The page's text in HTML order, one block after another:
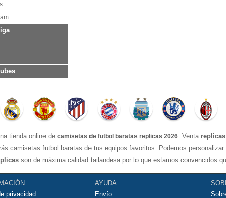
tienda online de camisetas de futbol baratas replicas 2026. Venta
camisetas futbol baratas de tus equipos favoritos. Podemos
son de máxima calidad tailandesa por lo que estamos convencidos
por lo que te servirán para jugar al fútbol o simplemente para animar a
y haremos lo posible para conseguirtela lo más barata posible.
privacidad
AYUDA
Envío